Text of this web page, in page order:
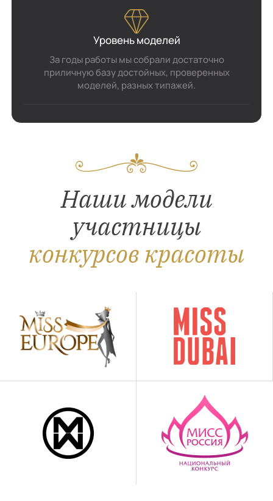
Уровень моделей
За годы работы мы собрали достаточно
приличную базу достойных, проверенных
моделей, разных типажей.
Наши модели
участницы
конкурсов красоты